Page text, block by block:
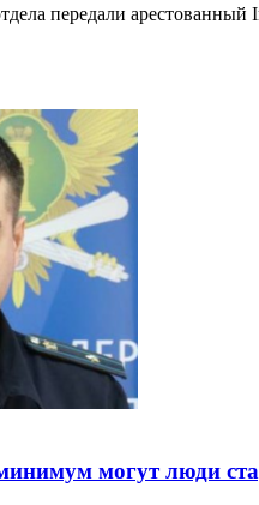
передали арестованный
могут люди